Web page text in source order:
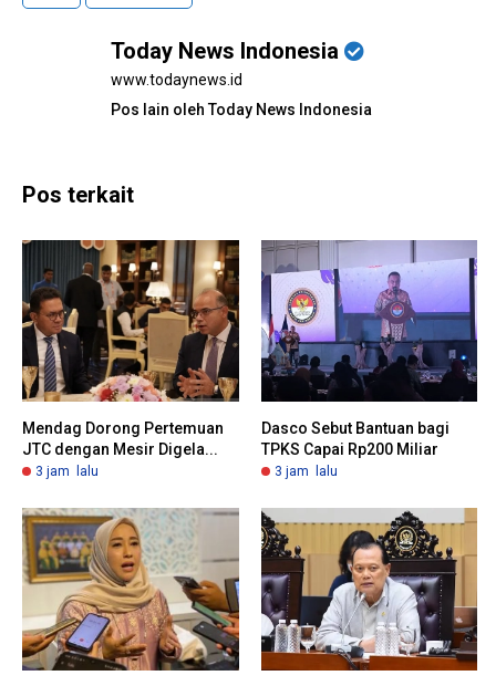
Today News Indonesia
www.todaynews.id
Pos lain oleh Today News Indonesia
Pos terkait
Mendag Dorong Pertemuan
JTC dengan Mesir Digela...
3 jam lalu
Dasco Sebut Bantuan bagi
TPKS Capai Rp200 Miliar
3 jam lalu